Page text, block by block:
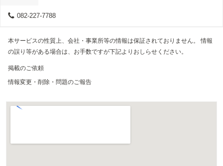
082-227-7788
本サービスの性質上、会社・事業所等の情報は保証されておりません。 情報
の誤り等がある場合は、お手数ですが下記よりおしらせください。
掲載のご依頼
情報変更・削除・問題のご報告